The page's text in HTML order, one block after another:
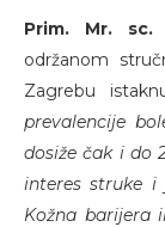
Prim. Mr. sc.
održanom
Zagrebu
prevalencije
dosiže čak i do
interes struke i
Kožna barijera